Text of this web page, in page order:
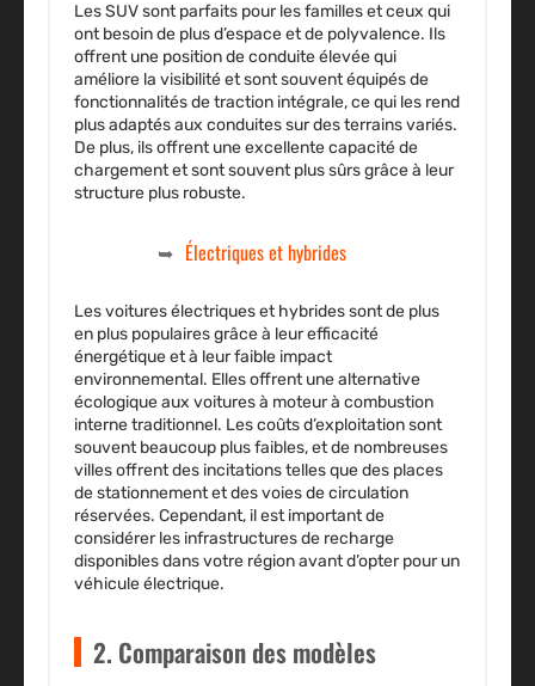
Les SUV sont parfaits pour les familles et ceux qui
ont besoin de plus d’espace et de polyvalence. Ils
offrent une position de conduite élevée qui
améliore la visibilité et sont souvent équipés de
fonctionnalités de traction intégrale, ce qui les rend
plus adaptés aux conduites sur des terrains variés.
De plus, ils offrent une excellente capacité de
chargement et sont souvent plus sûrs grâce à leur
structure plus robuste.
Électriques et hybrides
Les voitures électriques et hybrides sont de plus
en plus populaires grâce à leur efficacité
énergétique et à leur faible impact
environnemental. Elles offrent une alternative
écologique aux voitures à moteur à combustion
interne traditionnel. Les coûts d’exploitation sont
souvent beaucoup plus faibles, et de nombreuses
villes offrent des incitations telles que des places
de stationnement et des voies de circulation
réservées. Cependant, il est important de
considérer les infrastructures de recharge
disponibles dans votre région avant d’opter pour un
véhicule électrique.
2. Comparaison des modèles